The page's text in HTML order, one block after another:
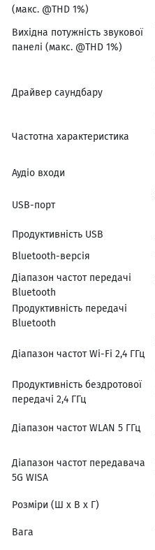
(макс. @THD 1%)
Вихідна потужність звукової
панелі (макс. @THD 1%)
Драйвер саундбару
Частотна характеристика
Аудіо входи
USB-порт
Продуктивність USB
Bluetooth-версія
Діапазон частот передачі
Bluetooth
Продуктивність передачі
Bluetooth
Діапазон частот Wi-Fi 2,4 ГГц
Продуктивність бездротової
передачі 2,4 ГГц
Діапазон частот WLAN 5 ГГц
Діапазон частот передавача
5G WISA
Розміри (Ш х В х Г)
Вага